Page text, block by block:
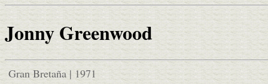
Jonny Greenwood
Gran Bretaña | 1971